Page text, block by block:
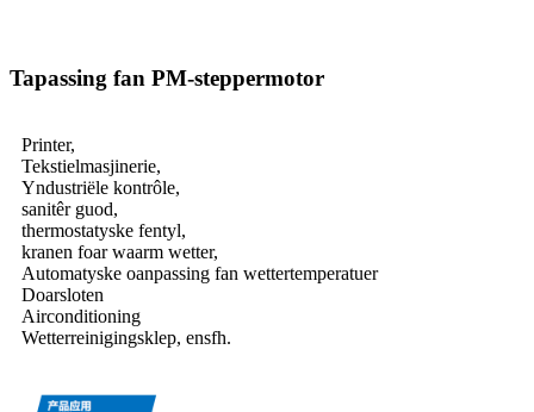
Tapassing fan PM-steppermotor
Printer,
Tekstielmasjinerie,
Yndustriële kontrôle,
sanitêr guod,
thermostatyske fentyl,
kranen foar waarm wetter,
Automatyske oanpassing fan wettertemperatuer
Doarsloten
Airconditioning
Wetterreinigingsklep, ensfh.